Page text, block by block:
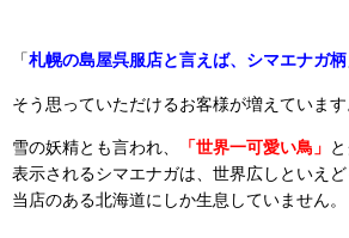
「札幌の島屋呉服店と言えば、シマエナガ柄
そう思っていただけるお客様が増えていま
雪の妖精とも言われ、 「世界一可愛い鳥」
表示されるシマエナガは、世界広しといえど
当店のある北海道にしか生息していません。